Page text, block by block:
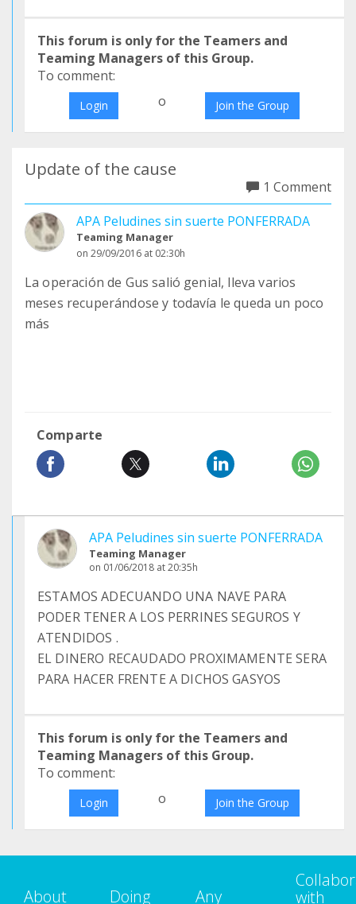
This forum is only for the Teamers and
Teaming Managers of this Group.
To comment:
Login o Join the Group
Update of the cause
1 Comment
APA Peludines sin suerte PONFERRADA
Teaming Manager
on 29/09/2016 at 02:30h
La operación de Gus salió genial, lleva varios
meses recuperándose y todavía le queda un poco
más
Comparte
APA Peludines sin suerte PONFERRADA
Teaming Manager
on 01/06/2018 at 20:35h
ESTAMOS ADECUANDO UNA NAVE PARA
PODER TENER A LOS PERRINES SEGUROS Y
ATENDIDOS .
EL DINERO RECAUDADO PROXIMAMENTE SERA
PARA HACER FRENTE A DICHOS GASYOS
This forum is only for the Teamers and
Teaming Managers of this Group.
To comment:
Login o Join the Group
About
Doing
Any
with